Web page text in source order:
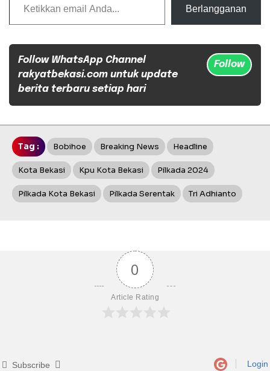
Berlangganan
Follow WhatsApp Channel
rakyatbekasi.com untuk update
berita terbaru setiap hari
Follow
Tag : Bobihoe Breaking News Headline
Kota Bekasi Kpu Kota Bekasi Pilkada 2024
Pilkada Kota Bekasi Pilkada Serentak Tri Adhianto
0
Article Rating
Subscribe Login